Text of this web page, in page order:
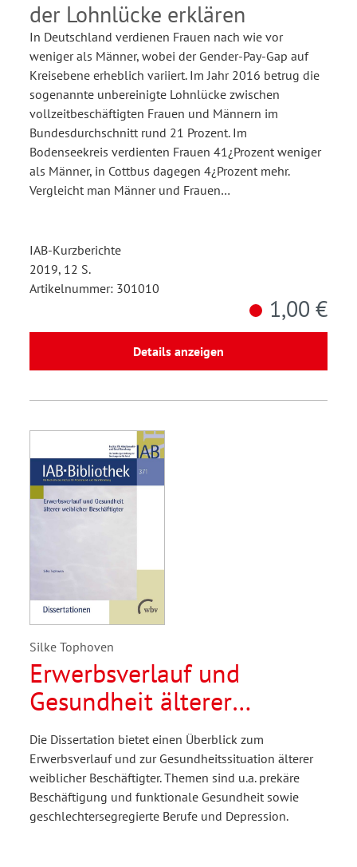
der Lohnlücke erklären
In Deutschland verdienen Frauen nach wie vor
weniger als Männer, wobei der Gender-Pay-Gap auf
Kreisebene erheblich variiert. Im Jahr 2016 betrug die
sogenannte unbereinigte Lohnlücke zwischen
vollzeitbeschäftigten Frauen und Männern im
Bundesdurchschnitt rund 21 Prozent. Im
Bodenseekreis verdienten Frauen 41¿Prozent weniger
als Männer, in Cottbus dagegen 4¿Prozent mehr.
Vergleicht man Männer und Frauen…
IAB-Kurzberichte
2019, 12 S.
Artikelnummer: 301010
1,00 €
Details anzeigen
Silke Tophoven
Erwerbsverlauf und
Gesundheit älterer
weiblicher Beschäftigter
Die Dissertation bietet einen Überblick zum
Erwerbsverlauf und zur Gesundheitssituation älterer
weiblicher Beschäftigter. Themen sind u.a. prekäre
Beschäftigung und funktionale Gesundheit sowie
geschlechtersegregierte Berufe und Depression.